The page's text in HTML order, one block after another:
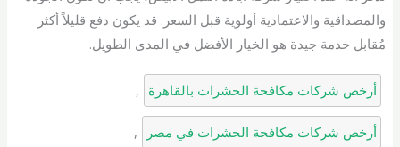
والمصداقية والاعتمادية أولوية قبل السعر. قد يكون دفع قليلاً أكثر
مُقابل خدمة جيدة هو الخيار الأفضل في المدى الطويل.
أرخص شركات مكافحة الحشرات بالقاهرة ,
أرخص شركات مكافحة الحشرات في مصر ,